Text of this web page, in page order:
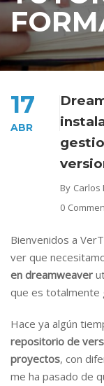
17
ABR
By Carlos
0
Bienvenidos a
ver que
en dreamweaver
que es totalmente
Hace ya algún
repositorio de
proyectos, con
me ha pasado de